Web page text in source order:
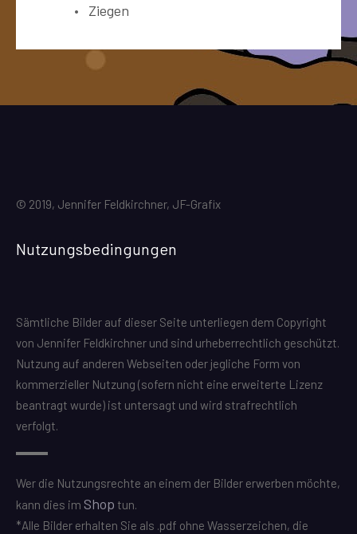
Ziegen
© 2019, Jennifer Feldkirchner, JF-Grafix
Nutzungsbedingungen
Sämtliche Bilder auf dieser Seite unterliegen dem Copyright
von Jennifer Feldkirchner und sind urheberrechtlich geschützt.
Nutzung auf anderen Webseiten oder jegliche Form von
kommerzieller Nutzung (sofern nicht eine erweiterte Lizenz
beantragt wurde) ist untersagt und wird strafrechtlich
verfolgt.
Wer die Nutzungsrechte an einem der Bilder erwerben möchte,
kann dies im Shop tun.
*Alle Bilder erhalten Sie als .pdf ohne Wasserzeichen, die